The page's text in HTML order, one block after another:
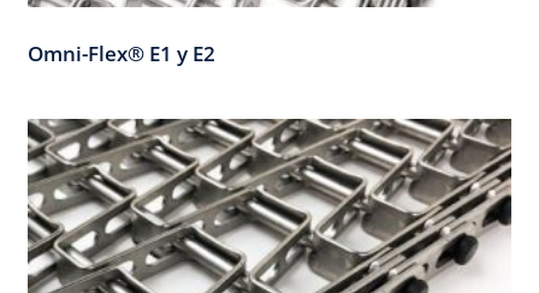
Omni-Flex® E1 y E2